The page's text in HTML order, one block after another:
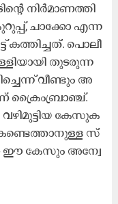
നി​ർ​മാ​ണ​ത്തി​
ചാ​ക്കോ എ​ന്ന
ക​ത്തി​ച്ച​ത്. പൊ​ലീ​
തു​ട​രു​ന്ന
വീ​ണ്ടും അ​
ക്രൈം​ബ്രാ​ഞ്ച്.
കേ​സു​ക​
ക​ണ്ടെ​ത്താ​നു​ള്ള സ്‌​
ഈ ​കേ​സും അ​ന്വേ​